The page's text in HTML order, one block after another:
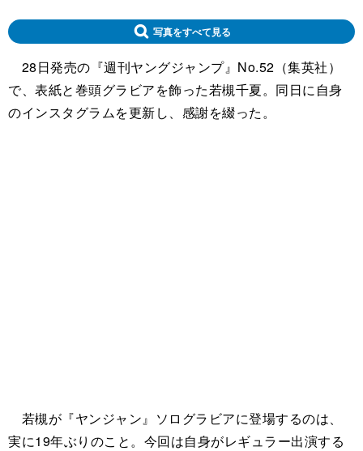
写真をすべて見る
28日発売の『週刊ヤングジャンプ』No.52（集英社）
で、表紙と巻頭グラビアを飾った若槻千夏。同日に自身
のインスタグラムを更新し、感謝を綴った。
若槻が『ヤンジャン』ソログラビアに登場するのは、
実に19年ぶりのこと。今回は自身がレギュラー出演する